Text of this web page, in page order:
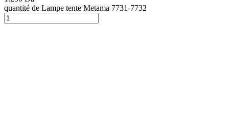
quantité de Lampe tente Metama 7731-7732